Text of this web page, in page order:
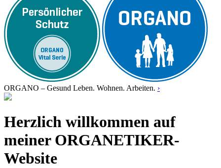
ORGANO – Gesund Leben. Wohnen. Arbeiten. ›
Herzlich willkommen auf
meiner ORGANETIKER-
Website